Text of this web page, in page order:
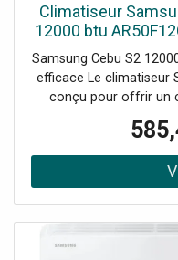
Climatiseur
12000 btu
Fi
Samsung Cebu S2
efficace Le climatiseur
conçu pour offrir un
technologie AI Auto
l'utilisateur et ajuste
pour optimiser la
climatisation parfaite à
tandis que la bouche
surdimensionné